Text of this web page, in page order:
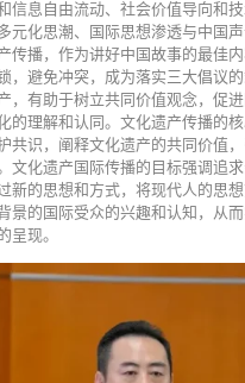
信息自由流动、社会价值导向和
元化思潮、国际思想渗透与中国
传播，作为讲好中国故事的最佳
，避免冲突，成为落实三大倡议
，有助于树立共同价值观念，促
的理解和认同。文化遗产传播的
共识，阐释文化遗产的共同价值
文化遗产国际传播的目标强调追
新的思想和方式，将现代人的思
景的国际受众的兴趣和认知，从
呈现。